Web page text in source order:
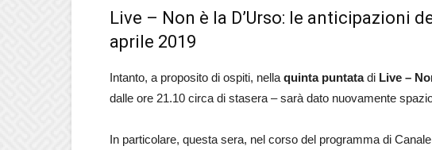
Live – Non è la D’Urso: le anticipazioni
aprile 2019
Intanto, a proposito di ospiti, nella quinta puntatadi Live –
dalle ore 21.10 circa di stasera – sarà dato nuovamente
In particolare, questa sera, nel corso del programma di